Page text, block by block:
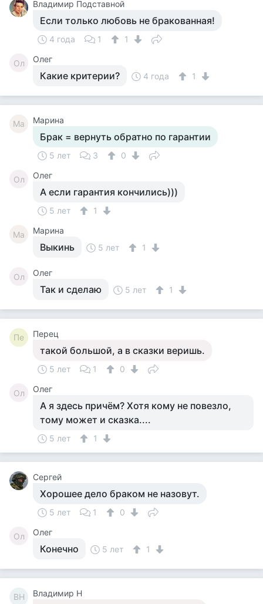
Владимир Подставной
Если только любовь не бракованная!
4 года 1 1
Ол Олег
Какие критерии? 4 года 1
Ма Марина
Брак = вернуть обратно по гарантии
5 лет 3 0
Ол Олег
А если гарантия кончились)))
5 лет 1
Ма Марина
Выкинь 5 лет 1
Ол Олег
Так и сделаю 5 лет 1
Пе Перец
такой большой, а в сказки веришь.
5 лет 1 0
Ол Олег
А я здесь причём? Хотя кому не повезло,
тому может и сказка....
5 лет 1
Сергей
Хорошее дело браком не назовут.
5 лет 1 0
Ол Олег
Конечно 5 лет 1
ВН Владимир Н